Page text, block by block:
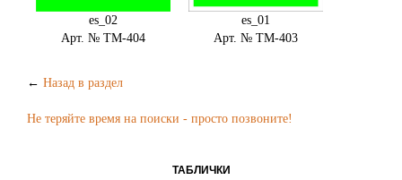
es_02
Арт. № ТМ-404
es_01
Арт. № ТМ-403
← Назад в раздел
Не теряйте время на поиски - просто позвоните!
ТАБЛИЧКИ